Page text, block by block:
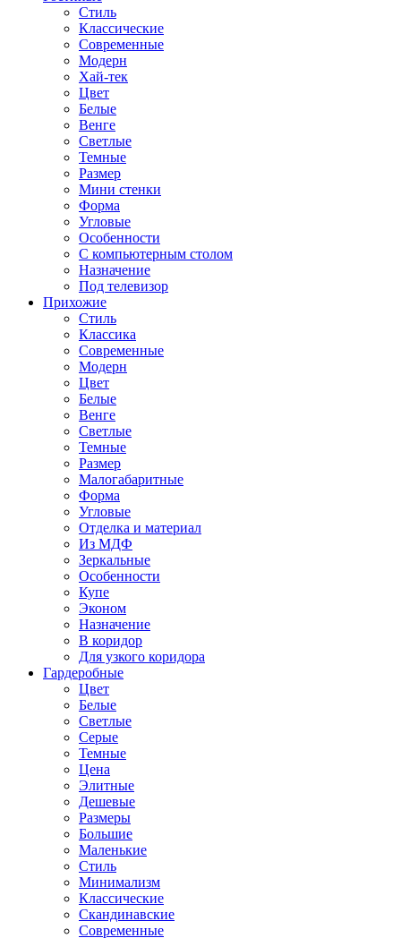
Стиль
Классические
Современные
Модерн
Хай-тек
Цвет
Белые
Венге
Светлые
Темные
Размер
Мини стенки
Форма
Угловые
Особенности
С компьютерным столом
Назначение
Под телевизор
Прихожие
Стиль
Классика
Современные
Модерн
Цвет
Белые
Венге
Светлые
Темные
Размер
Малогабаритные
Форма
Угловые
Отделка и материал
Из МДФ
Зеркальные
Особенности
Купе
Эконом
Назначение
В коридор
Для узкого коридора
Гардеробные
Цвет
Белые
Светлые
Серые
Темные
Цена
Элитные
Дешевые
Размеры
Большие
Маленькие
Стиль
Минимализм
Классические
Скандинавские
Современные